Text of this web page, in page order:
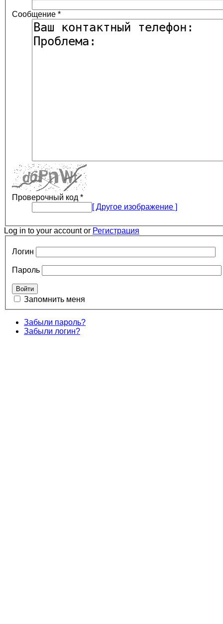
Сообщение *
Проверочный код *
[ Другое изображение ]
Log in to your account or Регистрация
Логин
Пароль
Запомнить меня
Забыли пароль?
Забыли логин?